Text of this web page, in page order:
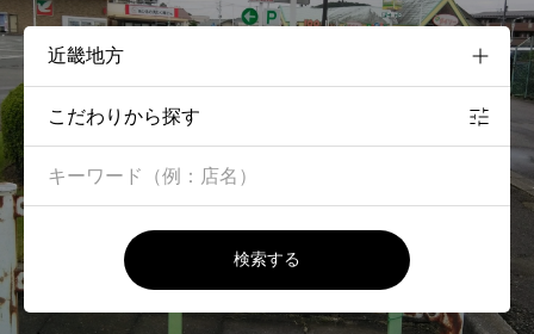
こだわりから探す
検索する